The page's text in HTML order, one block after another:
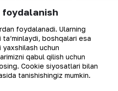
Aloqalar
Sayt xaritasi
Foydalanish shartlari
foydalanadi. Ularning
boshqalari esa
uchun
qabul qilish uchun
Cookie siyosatlari bilan
tanishishingiz mumkin.